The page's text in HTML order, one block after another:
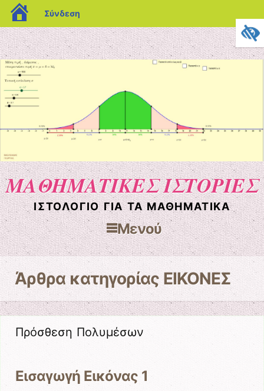
blogs.sch.gr
Σύνδεση
ΜΑΘΗΜΑΤΙΚΕΣ ΙΣΤΟΡΙΕΣ
ΙΣΤΟΛΌΓΙΟ ΓΙΑ ΤΑ ΜΑΘΗΜΑΤΙΚΆ
Μενού
Μετάβαση στο περιεχόμενο
Άρθρα κατηγορίας ΕΙΚΟΝΕΣ
Πρόσθεση Πολυμέσων
Εισαγωγή Εικόνας 1